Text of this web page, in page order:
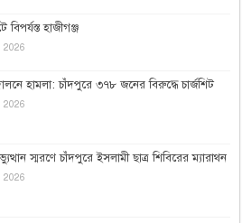
বিপর্যস্ত হাজীগঞ্জ
2026
হামলা: চাঁদপুরে ৩৭৮ জনের বিরুদ্ধে চার্জশিট
2026
স্মরণে চাঁদপুরে ইসলামী ছাত্র শিবিরের ম্যারাথন
2026